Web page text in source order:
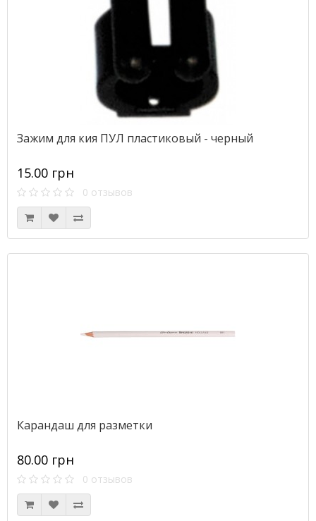
Зажим для кия ПУЛ пластиковый - черный
15.00 грн
0 отзывов
Карандаш для разметки
80.00 грн
0 отзывов